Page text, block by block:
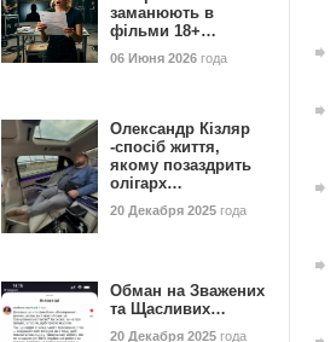
заманюють в
фільми 18+…
06 Июня 2026 года
Олександр Кізляр
-спосіб життя,
якому позаздрить
олігарх…
20 Декабря 2025 года
Обман на Зважених
та Щасливих…
20 Декабря 2025 года